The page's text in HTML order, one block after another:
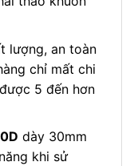
lượng, an toàn
chỉ mất chi
5 đến hơn
dày 30mm
khi sử